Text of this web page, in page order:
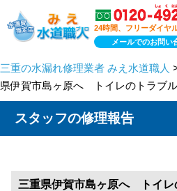
24時間、フリーダイヤ
メールでのお問い
三重の水漏れ修理業者 みえ水道職人
県伊賀市島ヶ原へ トイレのトラブ
スタッフの修理報告
三重県伊賀市島ヶ原へ トイレ